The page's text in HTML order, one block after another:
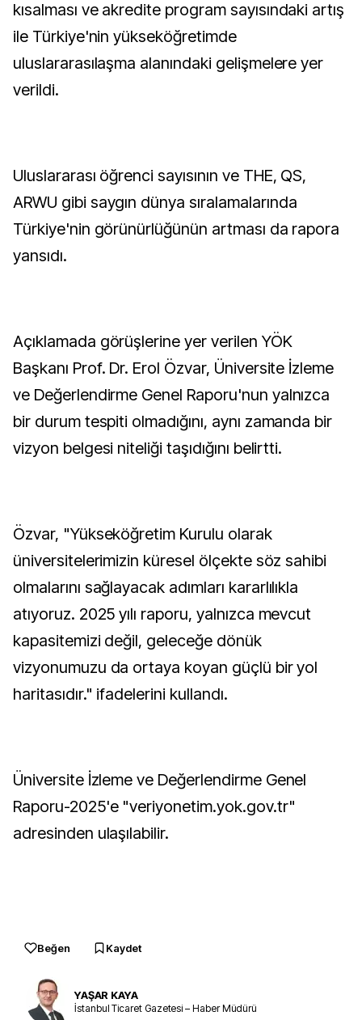
kısalması ve akredite program sayısındaki artış
ile Türkiye'nin yükseköğretimde
uluslararasılaşma alanındaki gelişmelere yer
verildi.
Uluslararası öğrenci sayısının ve THE, QS,
ARWU gibi saygın dünya sıralamalarında
Türkiye'nin görünürlüğünün artması da rapora
yansıdı.
Açıklamada görüşlerine yer verilen YÖK
Başkanı Prof. Dr. Erol Özvar, Üniversite İzleme
ve Değerlendirme Genel Raporu'nun yalnızca
bir durum tespiti olmadığını, aynı zamanda bir
vizyon belgesi niteliği taşıdığını belirtti.
Özvar, "Yükseköğretim Kurulu olarak
üniversitelerimizin küresel ölçekte söz sahibi
olmalarını sağlayacak adımları kararlılıkla
atıyoruz. 2025 yılı raporu, yalnızca mevcut
kapasitemizi değil, geleceğe dönük
vizyonumuzu da ortaya koyan güçlü bir yol
haritasıdır." ifadelerini kullandı.
Üniversite İzleme ve Değerlendirme Genel
Raporu-2025'e "veriyonetim.yok.gov.tr"
adresinden ulaşılabilir.
Beğen Kaydet
YAŞAR KAYA
İstanbul Ticaret Gazetesi – Haber Müdürü